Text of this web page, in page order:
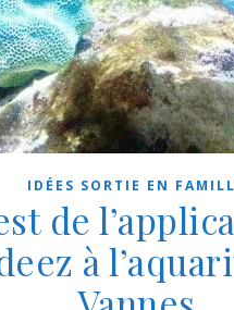
IDÉES SORTIE EN
de
à